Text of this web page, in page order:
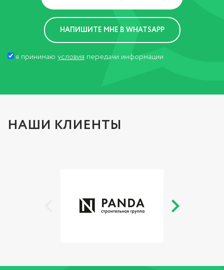
я принимаю условия передачи информации
НАШИ КЛИЕНТЫ